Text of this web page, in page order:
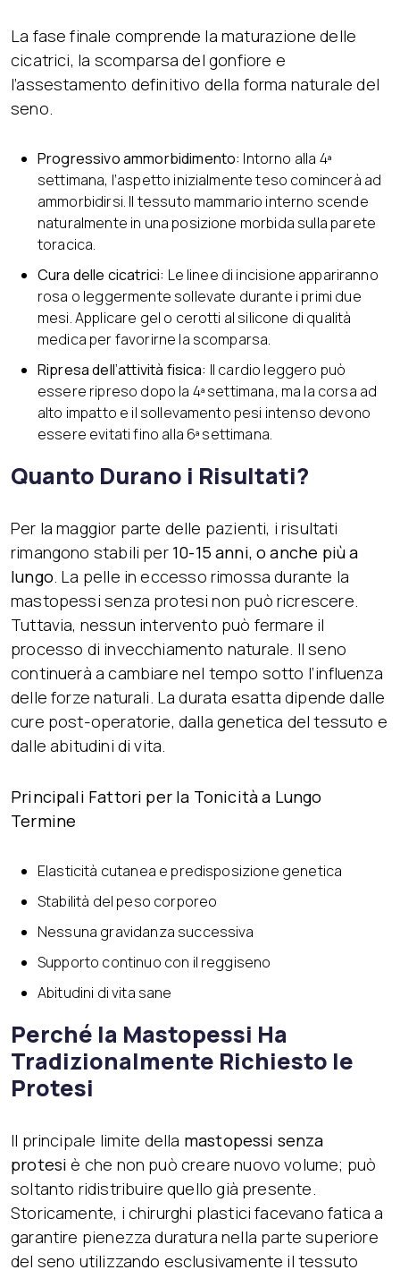
La fase finale comprende la maturazione delle
cicatrici, la scomparsa del gonfiore e
l’assestamento definitivo della forma naturale del
seno.
Progressivo ammorbidimento: Intorno alla 4ª
settimana, l’aspetto inizialmente teso comincerà ad
ammorbidirsi. Il tessuto mammario interno scende
naturalmente in una posizione morbida sulla parete
toracica.
Cura delle cicatrici: Le linee di incisione appariranno
rosa o leggermente sollevate durante i primi due
mesi. Applicare gel o cerotti al silicone di qualità
medica per favorirne la scomparsa.
Ripresa dell’attività fisica: Il cardio leggero può
essere ripreso dopo la 4ª settimana, ma la corsa ad
alto impatto e il sollevamento pesi intenso devono
essere evitati fino alla 6ª settimana.
Quanto Durano i Risultati?
Per la maggior parte delle pazienti, i risultati
rimangono stabili per 10-15 anni, o anche più a
lungo. La pelle in eccesso rimossa durante la
mastopessi senza protesi non può ricrescere.
Tuttavia, nessun intervento può fermare il
processo di invecchiamento naturale. Il seno
continuerà a cambiare nel tempo sotto l’influenza
delle forze naturali. La durata esatta dipende dalle
cure post-operatorie, dalla genetica del tessuto e
dalle abitudini di vita.
Principali Fattori per la Tonicità a Lungo
Termine
Elasticità cutanea e predisposizione genetica
Stabilità del peso corporeo
Nessuna gravidanza successiva
Supporto continuo con il reggiseno
Abitudini di vita sane
Perché la Mastopessi Ha
Tradizionalmente Richiesto le
Protesi
Il principale limite della mastopessi senza
protesi è che non può creare nuovo volume; può
soltanto ridistribuire quello già presente.
Storicamente, i chirurghi plastici facevano fatica a
garantire pienezza duratura nella parte superiore
del seno utilizzando esclusivamente il tessuto